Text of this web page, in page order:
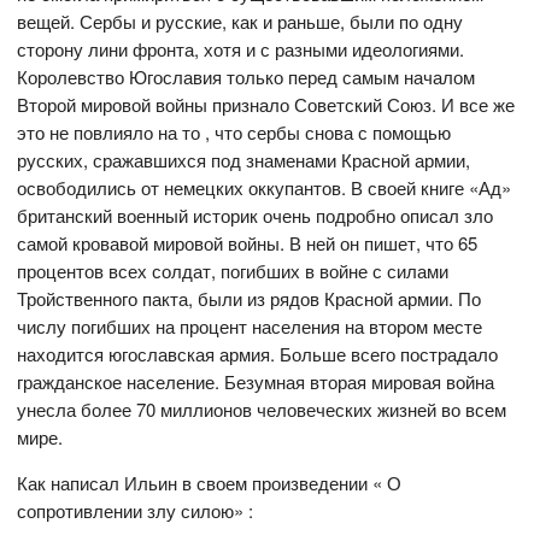
вещей. Сербы и русские, как и раньше, были по одну
сторону лини фронта, хотя и с разными идеологиями.
Королевство Югославия только перед самым началом
Второй мировой войны признало Советский Союз. И все же
это не повлияло на то , что сербы снова с помощью
русских, сражавшихся под знаменами Красной армии,
освободились от немецких оккупантов. В своей книге «Ад»
британский военный историк очень подробно описал зло
самой кровавой мировой войны. В ней он пишет, что 65
процентов всех солдат, погибших в войне с силами
Тройственного пакта, были из рядов Красной армии. По
числу погибших на процент населения на втором месте
находится югославская армия. Больше всего пострадало
гражданское население. Безумная вторая мировая война
унесла более 70 миллионов человеческих жизней во всем
мире.
Как написал Ильин в своем произведении « О
сопротивлении злу силою» :